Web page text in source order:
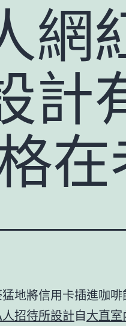
網
計
地將信用卡插進咖
招待所設計自大直